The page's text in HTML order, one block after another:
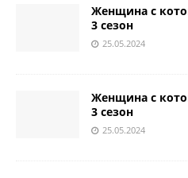
Женщина с
3 сезон
25.05.2024
Женщина с
3 сезон
25.05.2024